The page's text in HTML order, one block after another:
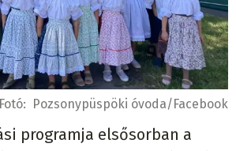
Fotó: Pozsonypüspöki óvoda/Facebook
programja elsősorban a